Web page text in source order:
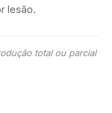
lesão.
total ou parcial